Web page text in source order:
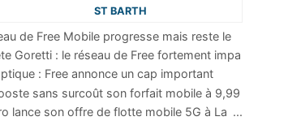
ST BARTH
de Free Mobile progresse mais reste le
...
Goretti : le réseau de Free fortement impa
: Free annonce un cap important
...
sans surcoût son forfait mobile à 9,99
lance son offre de flotte mobile 5G à La ...